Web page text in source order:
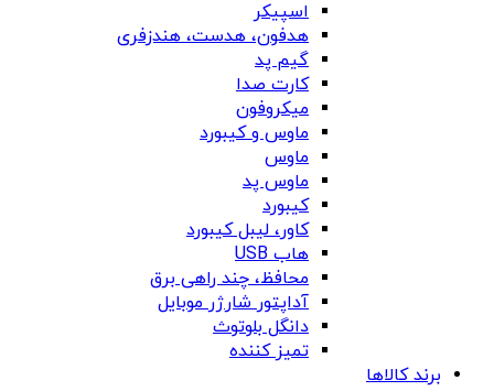
اسپیکر
هدفون، هدست، هندزفری
گیم پد
کارت صدا
میکروفون
ماوس و کیبورد
ماوس
ماوس پد
کیبورد
کاور، لیبل کیبورد
هاب USB
محافظ، چند راهی برق
آداپتور شارژر موبایل
دانگل بلوتوث
تمیز کننده
برند کالاها